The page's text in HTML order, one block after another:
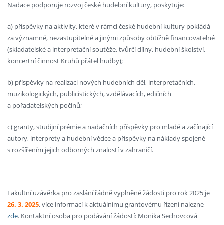
Nadace podporuje rozvoj české hudební kultury, poskytuje:
a) příspěvky na aktivity, které v rámci české hudební kultury pokládá
za významné, nezastupitelné a jinými způsoby obtížně financovatelné
(skladatelské a interpretační soutěže, tvůrčí dílny, hudební školství,
koncertní činnost Kruhů přátel hudby);
b) příspěvky na realizaci nových hudebních děl, interpretačních,
muzikologických, publicistických, vzdělávacích, edičních
a pořadatelských počinů;
c) granty, studijní prémie a nadačních příspěvky pro mladé a začínající
autory, interprety a hudební vědce a příspěvky na náklady spojené
s rozšířením jejich odborných znalostí v zahraničí.
Fakultní uzávěrka pro zaslání řádně vyplněné žádosti pro rok 2025 je
26. 3. 2025, více informací k aktuálnímu grantovému řízení nalezne
zde. Kontaktní osoba pro podávání žádostí: Monika Sechovcová